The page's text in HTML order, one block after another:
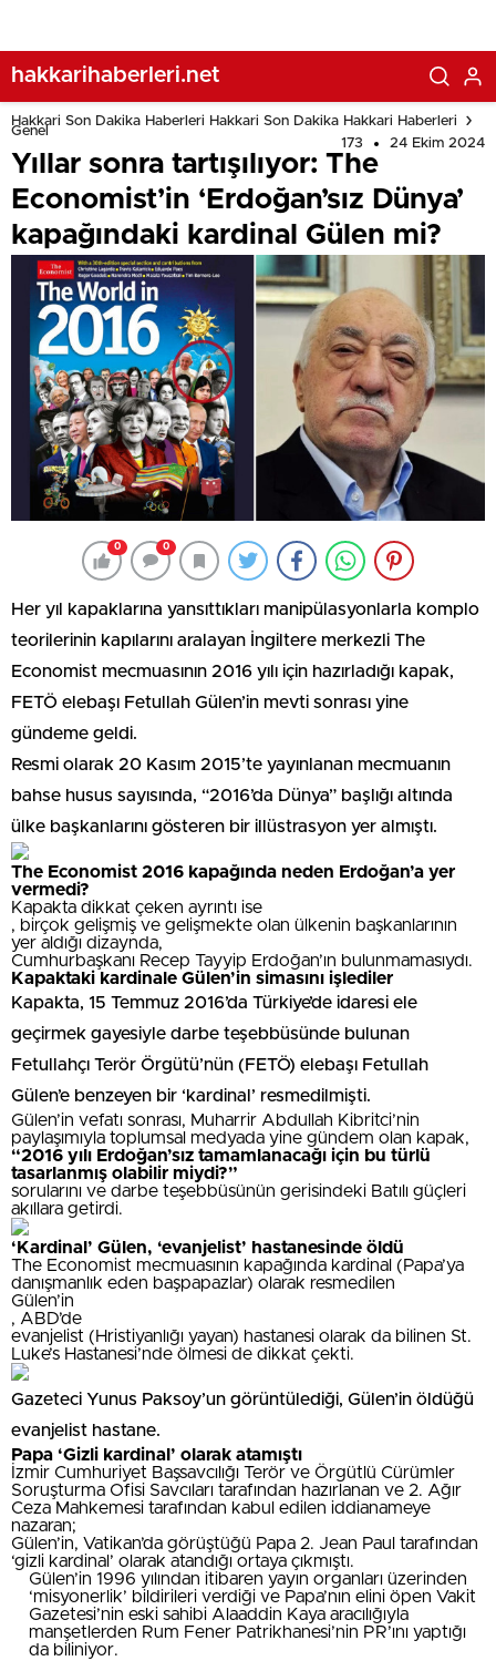
hakkarihaberleri.net
Hakkari Son Dakika Haberleri Hakkari Son Dakika Hakkari Haberleri
Genel
173
24 Ekim 2024
Yıllar sonra tartışılıyor: The
Economist’in ‘Erdoğan’sız Dünya’
kapağındaki kardinal Gülen mi?
0 0
Her yıl kapaklarına yansıttıkları manipülasyonlarla komplo
teorilerinin kapılarını aralayan İngiltere merkezli The
Economist mecmuasının 2016 yılı için hazırladığı kapak,
FETÖ elebaşı Fetullah Gülen’in mevti sonrası yine
gündeme geldi.
Resmi olarak 20 Kasım 2015’te yayınlanan mecmuanın
bahse husus sayısında, “2016’da Dünya” başlığı altında
ülke başkanlarını gösteren bir illüstrasyon yer almıştı.
The Economist 2016 kapağında neden Erdoğan’a yer
vermedi?
Kapakta dikkat çeken ayrıntı ise
, birçok gelişmiş ve gelişmekte olan ülkenin başkanlarının
yer aldığı dizaynda,
Cumhurbaşkanı Recep Tayyip Erdoğan’ın bulunmamasıydı.
Kapaktaki kardinale Gülen’in simasını işlediler
Kapakta, 15 Temmuz 2016’da Türkiye’de idaresi ele
geçirmek gayesiyle darbe teşebbüsünde bulunan
Fetullahçı Terör Örgütü’nün (FETÖ) elebaşı Fetullah
Gülen’e benzeyen bir ‘kardinal’ resmedilmişti.
Gülen’in vefatı sonrası, Muharrir Abdullah Kibritci’nin
paylaşımıyla toplumsal medyada yine gündem olan kapak,
“2016 yılı Erdoğan’sız tamamlanacağı için bu türlü
tasarlanmış olabilir miydi?”
sorularını ve darbe teşebbüsünün gerisindeki Batılı güçleri
akıllara getirdi.
‘Kardinal’ Gülen, ‘evanjelist’ hastanesinde öldü
The Economist mecmuasının kapağında kardinal (Papa’ya
danışmanlık eden başpapazlar) olarak resmedilen
Gülen’in
, ABD’de
evanjelist (Hristiyanlığı yayan) hastanesi olarak da bilinen St.
Luke’s Hastanesi’nde ölmesi de dikkat çekti.
Gazeteci Yunus Paksoy’un görüntülediği, Gülen’in öldüğü
evanjelist hastane.
Papa ‘Gizli kardinal’ olarak atamıştı
İzmir Cumhuriyet Başsavcılığı Terör ve Örgütlü Cürümler
Soruşturma Ofisi Savcıları tarafından hazırlanan ve 2. Ağır
Ceza Mahkemesi tarafından kabul edilen iddianameye
nazaran;
Gülen’in, Vatikan’da görüştüğü Papa 2. Jean Paul tarafından
‘gizli kardinal’ olarak atandığı ortaya çıkmıştı.
Gülen’in 1996 yılından itibaren yayın organları üzerinden
‘misyonerlik’ bildirileri verdiği ve Papa’nın elini öpen Vakit
Gazetesi’nin eski sahibi Alaaddin Kaya aracılığıyla
manşetlerden Rum Fener Patrikhanesi’nin PR’ını yaptığı
da biliniyor.